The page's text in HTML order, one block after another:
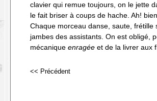
clavier qui remue toujours, on le jette
le fait briser à coups de hache. Ah!
Chaque morceau danse, saute, frétille
jambes des assistants. On est obligé,
mécanique enragée et de la livrer aux
<< Précédent